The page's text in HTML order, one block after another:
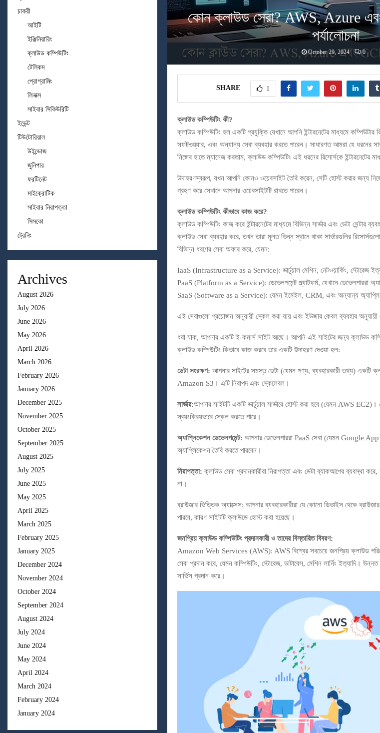
কোন ক্লাউড সেরা? AWS, Azure
পর্যালোচনা
October 29, 2024 0
SHARE 1
ক্লাউড কম্পিউটিং কী?
ক্লাউড কম্পিউটিং হল একটি প্রযুক্তি যেখানে আপনি ইন্টারনেটের মাধ্যমে কম্পিউটার
সফটওয়্যার, এবং অন্যান্য সেবা ব্যবহার করতে পারেন। সাধারণত আমরা যে ধরনের
নিজের হাতে ম্যানেজ করতাম, ক্লাউড কম্পিউটিং এই ধরনের রিসোর্সকে ইন্টারনেটের
উদাহরণস্বরূপ, যখন আপনি কোনও ওয়েবসাইট তৈরি করেন, সেটি হোস্ট করার জন্য
গ্রহণ করে সেখানে আপনার ওয়েবসাইটটি রাখতে পারেন।
ক্লাউড কম্পিউটিং কীভাবে কাজ করে?
ক্লাউড কম্পিউটিং কাজ করে ইন্টারনেটের মাধ্যমে বিভিন্ন সার্ভার এবং ডেটা সেন্টার
ক্লাউড সেবা ব্যবহার করে, তখন তারা মূলত ভিন্ন স্থানে থাকা সার্ভারগুলির
বিভিন্ন ধরণের সেবা অফার করে, যেমন:
IaaS (Infrastructure as a Service): ভার্চুয়াল মেশিন, নেটওয়ার্কিং, স্টোরেজ
PaaS (Platform as a Service): ডেভেলপমেন্ট প্ল্যাটফর্ম, যেখানে ডেভেলপাররা
SaaS (Software as a Service): যেমন ইমেইল, CRM, এবং অন্যান্য
এই সেবাগুলো প্রয়োজন অনুযায়ী স্কেল করা যায় এবং ইউজার কেবল ব্যবহার অনুযায়ী
ধরা যাক, আপনার একটি ই-কমার্স সাইট আছে। আপনি এই সাইটের জন্য ক্লাউড
ক্লাউড কম্পিউটিং কিভাবে কাজ করবে তার একটি উদাহরণ দেওয়া হল:
ডেটা সংরক্ষণ: আপনার সাইটের সমস্ত ডেটা (যেমন পণ্য, ব্যবহারকারী তথ্য) একটি
Amazon S3। এটি নিরাপদ এবং স্কেলেবল।
সার্ভার:আপনার সাইটটি একটি ভার্চুয়াল সার্ভারে হোস্ট করা হবে (যেমন AWS
স্বয়ংক্রিয়ভাবে স্কেল করতে পারে।
অ্যাপ্লিকেশন ডেভেলপমেন্ট: আপনার ডেভেলপাররা PaaS সেবা (যেমন Google
অ্যাপ্লিকেশন তৈরি করতে পারবেন।
নিরাপত্তা: ক্লাউড সেবা প্রদানকারীরা নিরাপত্তা এবং ডেটা ব্যাকআপের ব্যবস্থা
না।
ব্রাউজার ভিত্তিক অ্যাক্সেস: আপনার ব্যবহারকারীরা যে কোনো ডিভাইস থেকে
পারবে, কারণ সাইটটি ক্লাউডে হোস্ট করা হয়েছে।
জনপ্রিয় ক্লাউড কম্পিউটিং প্রদানকারী ও তাদের বিস্তারিত বিবরণ:
Amazon Web Services (AWS): AWS বিশ্বের সবচেয়ে জনপ্রিয় ক্লাউড
সেবা প্রদান করে, যেমন কম্পিউটিং, স্টোরেজ, ডাটাবেস, মেশিন লার্নিং ইত্যাদি।
সার্ভিস প্রদান করে।
চাকরী
আইটি
ইঞ্জিনিয়ারিং
ক্লাউড কম্পিউটিং
টেলিকম
প্রোগ্রামিং
লিনাক্স
সাইবার সিকিউরিটি
ইভেন্ট
টিউটোরিয়াল
উইন্ডোজ
জুনিপার
ফরটিনেট
মাইক্রোটিক
সাইবার নিরাপত্তা
সিসকো
ট্রেনিং
Archives
August 2026
July 2026
June 2026
May 2026
April 2026
March 2026
February 2026
January 2026
December 2025
November 2025
October 2025
September 2025
August 2025
July 2025
June 2025
May 2025
April 2025
March 2025
February 2025
January 2025
December 2024
November 2024
October 2024
September 2024
August 2024
July 2024
June 2024
May 2024
April 2024
March 2024
February 2024
January 2024